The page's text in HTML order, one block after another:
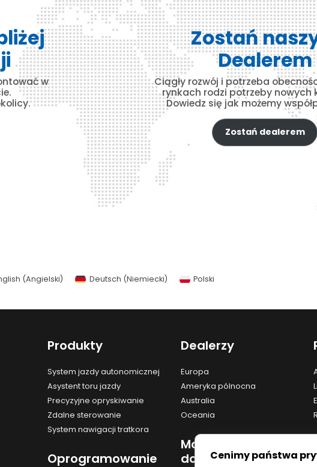
w
Zostań
Dealerem
Ciągły rozwój i potrzeba
rynkach rodzi potrzeby nowych
Dowiedz się jak możemy
Zostań dealerem
Cenimy państwa
(Angielski) Deutsch (Niemiecki) Polski
Produkty
System jazdy autonomicznej
Asystent toru jazdy
Precyzyjne opryskiwanie
Zdalne sterowanie
System nawigacji tratkora
Oprogramowanie
Dealerzy
Europa
Ameryka pólnocna
Australia
Oceania
Moduły
dodatkowe